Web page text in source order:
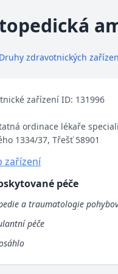
Druhy zdravotnických
zařízení ID: 131996
ordinace lékaře
1334/37, Třešť 58901
zařízení
péče
a traumatologie
péče